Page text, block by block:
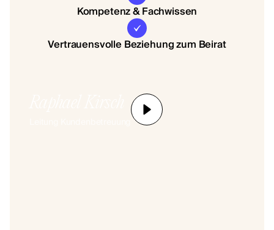
Kompetenz & Fachwissen
Vertrauensvolle Beziehung zum Beirat